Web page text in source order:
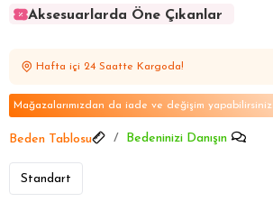
Aksesuarlarda Öne Çıkanlar
Aksesuarlarda Öne Çıkanlar
Hafta içi 24 Saatte Kargoda!
Mağazalarımızdan da iade ve değişim yapabilirsiniz
Beden Tablosu Bedeninizi Danışın
Standart